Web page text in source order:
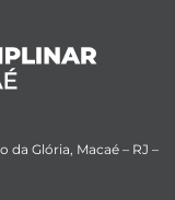
da Glória, Macaé – RJ –